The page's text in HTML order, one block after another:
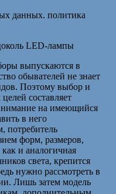
данных. политика
выпускаются в
обывателей не знает
Поэтому выбор и
составляет
на имеющийся
в него
потребитель
форм, размеров,
и аналогичная
света, крепится
нужно рассмотреть в
Лишь затем модель